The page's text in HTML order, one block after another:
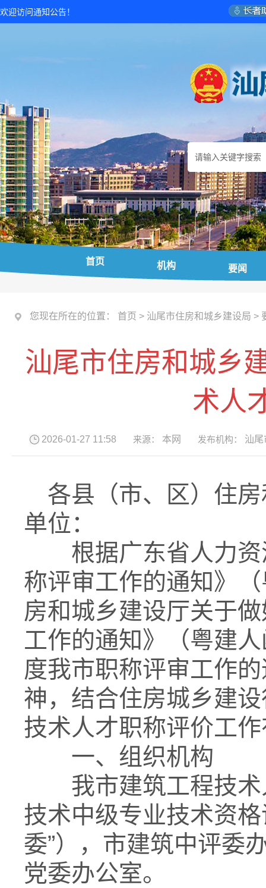
欢迎访问通知公告！
首页 机构 要闻
您现在所在的位置： 首页 > 汕尾市住房和城乡建设局 >
汕尾市住房和城乡
术人
2026-01-27 11:58 来源： 本网 发布机构： 汕
各县（市、区）住房
单位：
根据广东省人力资
称评审工作的通知》
房和城乡建设厅关于
工作的通知》（粤建
度我市职称评审工作
神，结合住房城乡建
技术人才职称评价工
一、组织机构
我市建筑工程技术
技术中级专业技术资
委”），市建筑中评委
党委办公室。